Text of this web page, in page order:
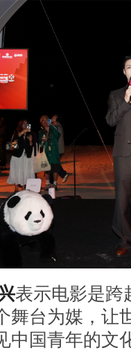
表示电影是跨
舞台为媒，让
中国青年的文